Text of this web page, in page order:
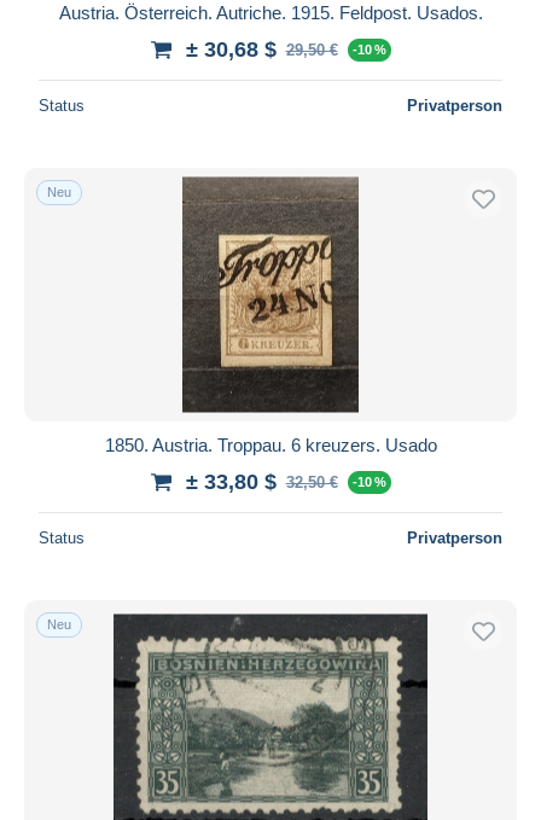
Austria. Österreich. Autriche. 1915. Feldpost. Usados.
± 30,68 $ 29,50 € -10 %
Status Privatperson
Neu
1850. Austria. Troppau. 6 kreuzers. Usado
± 33,80 $ 32,50 € -10 %
Status Privatperson
Neu